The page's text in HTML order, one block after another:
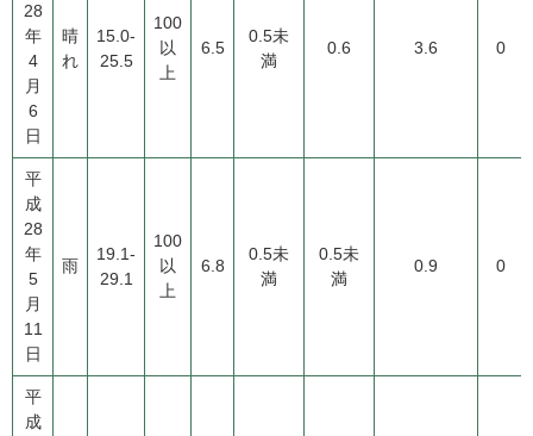
28
年
4
月
6
日
晴
れ
15.0-
25.5
100
以
上
6.5
0.5未
満
0.6 3.6 0
平
成
28
年
5
月
11
日
雨
19.1-
29.1
100
以
上
6.8
0.5未
満
0.5未
満
0.9 0
平
成